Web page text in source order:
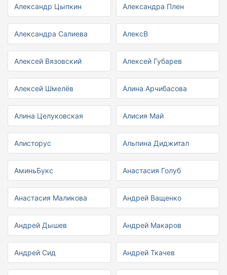
Александр Цыпкин Александра Плен
Александра Салиева АлексВ
Алексей Вязовский Алексей Губарев
Алексей Шмелёв Алина Арчибасова
Алина Целуковская Алисия Май
Алисторус Альпина Диджитал
АминьБукс Анастасия Голуб
Анастасия Маликова Андрей Ващенко
Андрей Дышев Андрей Макаров
Андрей Сид Андрей Ткачев